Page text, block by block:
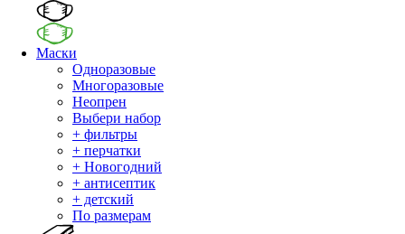
Маски
Одноразовые
Многоразовые
Неопрен
Выбери набор
+ фильтры
+ перчатки
+ Новогодний
+ антисептик
+ детский
По размерам